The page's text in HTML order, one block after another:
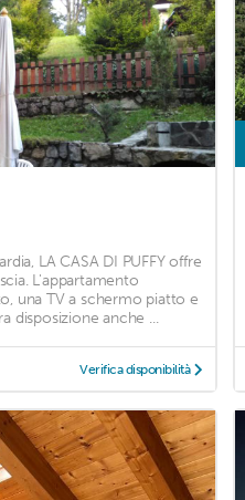
LA CASA DI PUFFY offre
L'appartamento
una TV a schermo piatto e
disposizione anche ...
Verifica disponibilità